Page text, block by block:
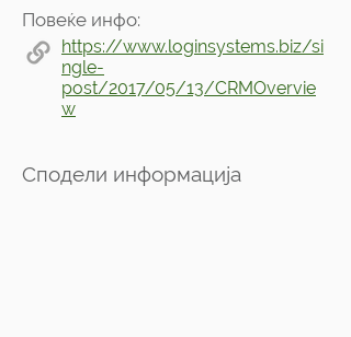
Повеќе инфо:
https://www.loginsystems.biz/si
ngle-
post/2017/05/13/CRMOvervie
w
Сподели информација